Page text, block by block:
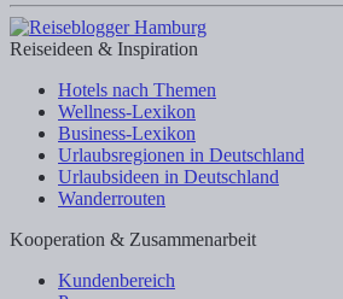
Reiseideen & Inspiration
Hotels nach Themen
Wellness-Lexikon
Business-Lexikon
Urlaubsregionen in Deutschland
Urlaubsideen in Deutschland
Wanderrouten
Kooperation & Zusammenarbeit
Kundenbereich